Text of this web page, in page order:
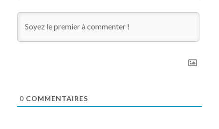
0 COMMENTAIRES